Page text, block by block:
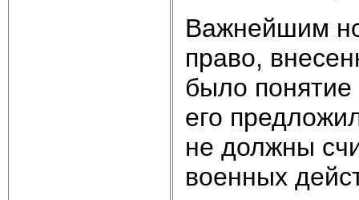
Важнейшим
право,
было понятие
его
не должны
военных